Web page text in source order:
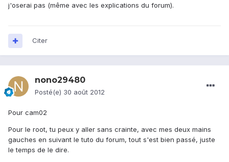
j'oserai pas (même avec les explications du forum).
Citer
nono29480
Posté(e) 30 août 2012
Pour cam02
Pour le root, tu peux y aller sans crainte, avec mes deux mains
gauches en suivant le tuto du forum, tout s'est bien passé, juste
le temps de le dire.